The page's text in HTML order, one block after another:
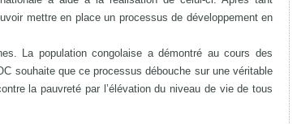
mettre en place un processus de développement en
La population congolaise a démontré au cours des
souhaite que ce processus débouche sur une véritable
la pauvreté par l’élévation du niveau de vie de tous